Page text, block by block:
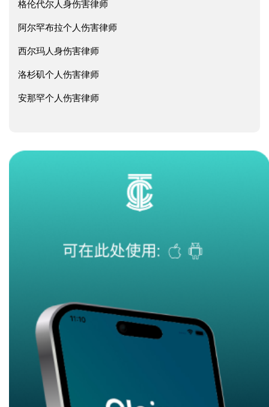
格伦代尔人身伤害律师
阿尔罕布拉个人伤害律师
西尔玛人身伤害律师
洛杉矶个人伤害律师
安那罕个人伤害律师